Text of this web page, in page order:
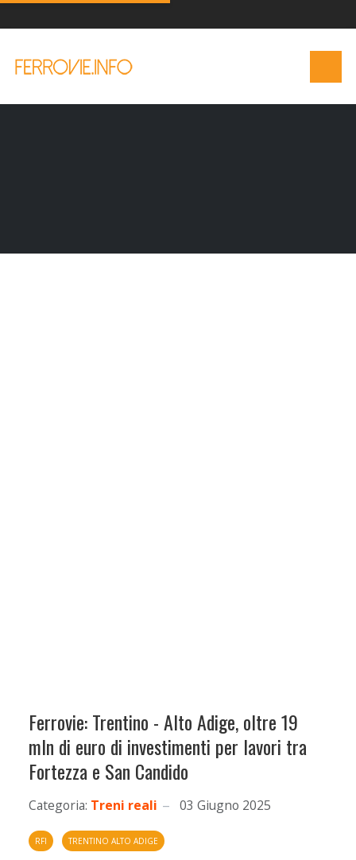
Ferrovie: Trentino - Alto Adige, oltre 19
mln di euro di investimenti per lavori tra
Fortezza e San Candido
Categoria: Treni reali 03 Giugno 2025
RFI TRENTINO ALTO ADIGE